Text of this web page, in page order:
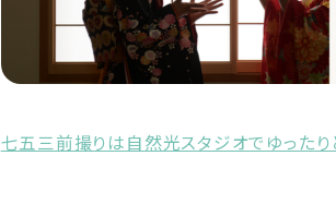
七五三前撮りは自然光スタジオでゆったり